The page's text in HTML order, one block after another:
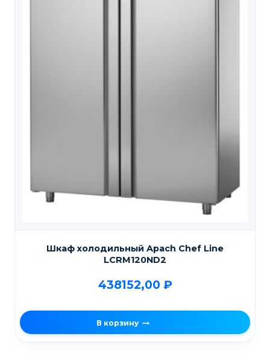
Шкаф холодильный Apach Chef Line
LCRM120ND2
438152,00 ₽
В корзину